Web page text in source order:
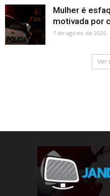
Mulher é
motivada por
7 de agosto de 2026
Ver